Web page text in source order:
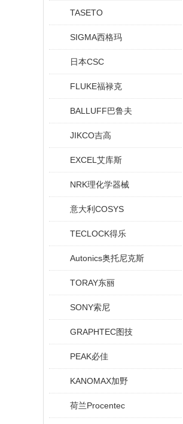
TASETO
SIGMA西格玛
日本CSC
FLUKE福禄克
BALLUFF巴鲁夫
JIKCO吉高
EXCEL艾库斯
NRK理化学器械
意大利COSYS
TECLOCK得乐
Autonics奥托尼克斯
TORAY东丽
SONY索尼
GRAPHTEC图技
PEAK必佳
KANOMAX加野
荷兰Procentec